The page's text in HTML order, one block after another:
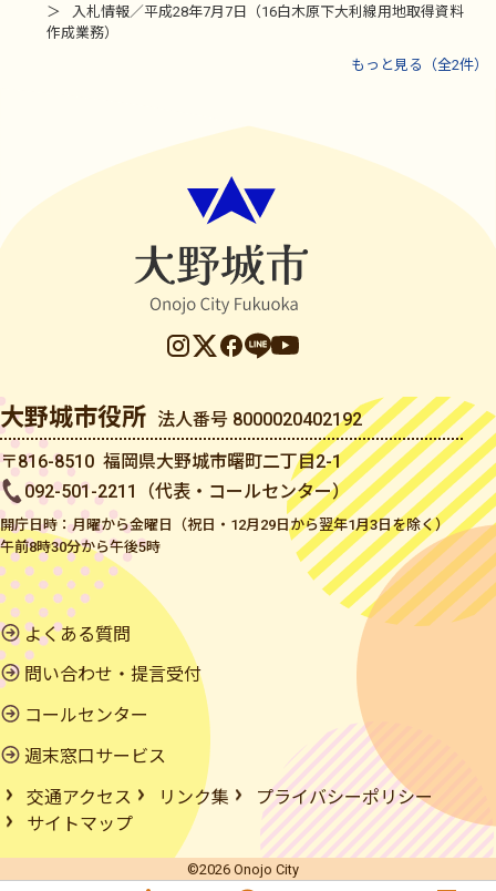
入札情報／平成28年7月7日（16白木原下大利線用地取得資料
作成業務）
もっと見る（全2件）
大野城市役所 法人番号 8000020402192
〒816-8510 福岡県大野城市曙町二丁目2-1
092-501-2211（代表・コールセンター）
開庁日時：月曜から金曜日（祝日・12月29日から翌年1月3日を除く）
午前8時30分から午後5時
よくある質問
問い合わせ・提言受付
コールセンター
週末窓口サービス
交通アクセス
リンク集
プライバシーポリシー
サイトマップ
©2026 Onojo City